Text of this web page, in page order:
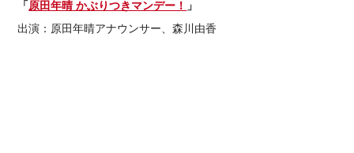
「原田年晴 かぶりつきマンデー！
」
出演：原田年晴アナウンサー、森川由香